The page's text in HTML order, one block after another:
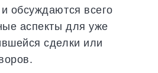
обсуждаются всего
аспекты для уже
сделки или